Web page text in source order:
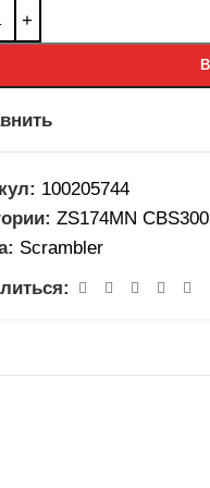
100205744
ZS174MN CBS300
Scrambler